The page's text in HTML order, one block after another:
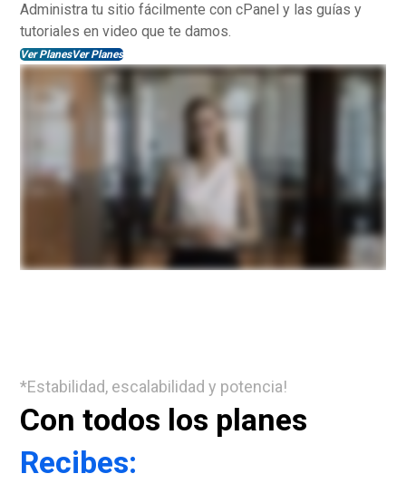
Administra tu sitio fácilmente con cPanel y las guías y
tutoriales en video que te damos.
Ver PlanesVer Planes
*Estabilidad, escalabilidad y potencia!
Con todos los planes
Recibes: